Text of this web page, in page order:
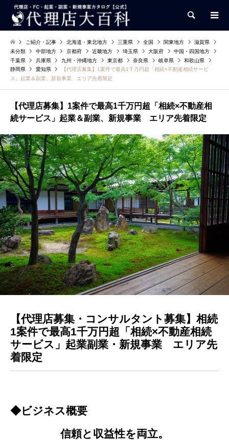
検索
ご紹介・記事 北海道・東北地方 三重県 全国 関東地方
滋賀県
未分類
中部地方 京都府 近畿地方 埼玉県 大阪府
中国・四国地方
千葉県
兵庫県 九州・沖縄地方 東京都 奈良県 岐阜県
和歌山県
静岡県
愛知県
【代理店募集】1案件で最高1千万円超「相続×不動産相続サービ
ス」起業＆副業、新規事業 エリア先着限定
【代理店募集】1案件で最高1千万円超「相続×不動産相
続サービス」起業＆副業、新規事業 エリア先着限定
【代理店募集・コンサルタント募集】 相続
1案件で最高1千万円超「相続×不動産相続
サービス」起業副業・新規事業 エリア先
着限定
◆ビジネス概要
信頼と収益性を両立。